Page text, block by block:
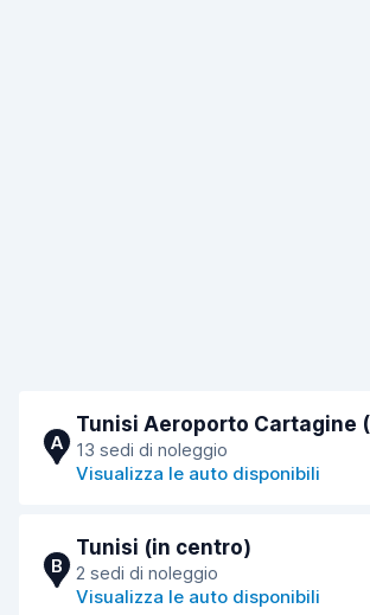
A
Tunisi Aeroporto Cartagine
13 sedi di noleggio
Visualizza le auto disponibili
B
Tunisi (in centro)
2 sedi di noleggio
Visualizza le auto disponibili